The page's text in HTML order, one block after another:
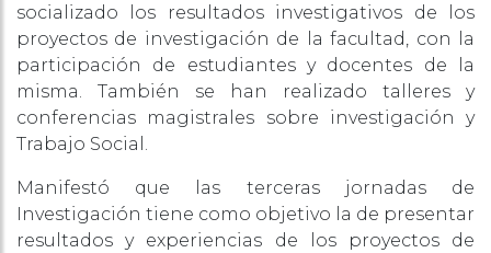
socializado los resultados investigativos de los
proyectos de investigación de la facultad, con la
participación de estudiantes y docentes de la
misma. También se han realizado talleres y
conferencias magistrales sobre investigación y
Trabajo Social.
Manifestó que las terceras jornadas de
Investigación tiene como objetivo la de presentar
resultados y experiencias de los proyectos de